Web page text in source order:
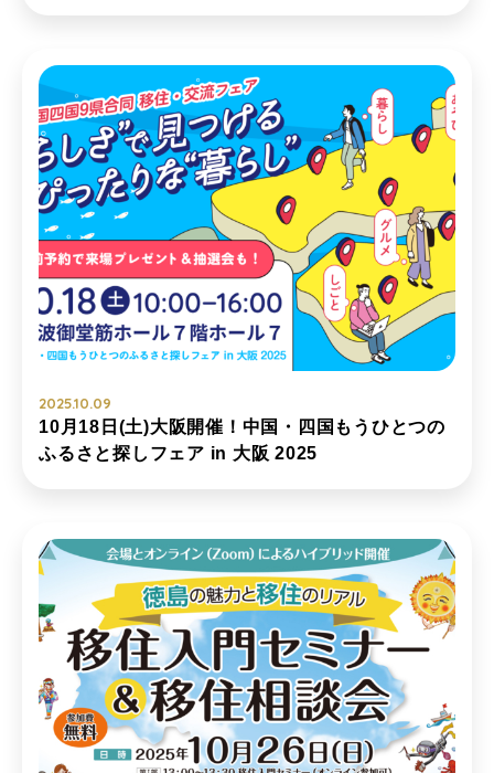
2025.10.09
10月18日(土)大阪開催！中国・四国もうひとつの
ふるさと探しフェア in 大阪 2025